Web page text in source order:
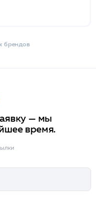
брендов
— мы
время.